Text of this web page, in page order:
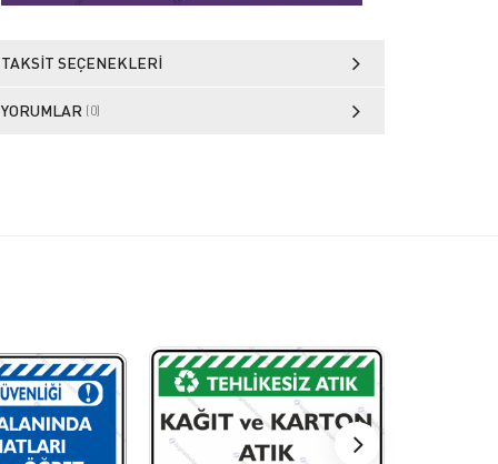
TAKSIT SEÇENEKLERI
YORUMLAR (0)